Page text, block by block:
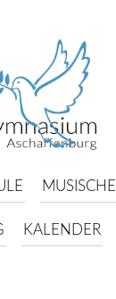
KALENDER